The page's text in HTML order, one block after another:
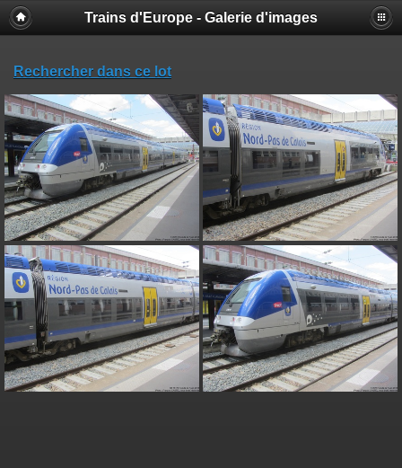
Trains d'Europe - Galerie d'images
Rechercher dans ce lot